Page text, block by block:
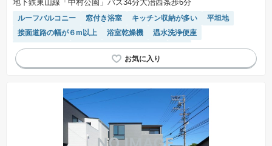
地下鉄東山線「中村公園」バス34分大治西条歩6分
ルーフバルコニー 窓付き浴室 キッチン収納が多い
平坦地
接面道路の幅が６m以上
浴室乾燥機
温水洗浄便座
トイレ2個以上
モニター付きインターホン
WIC
フラット35適合
システムキッチン 陽当り良好